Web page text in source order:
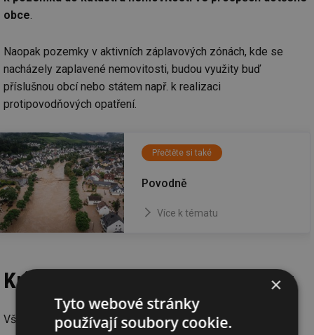
obce.
Naopak pozemky v aktivních záplavových zónách, kde se
nacházely zaplavené nemovitosti, budou využity buď
příslušnou obcí nebo státem např. k realizaci
protipovodňových opatření.
Přečtěte si také
Povodně
Více k tématu
Kritéria pro vytipované pozemky
Všechny pozemky splňují následující kritéria:
×
Tyto webové stránky
používají soubory cookie.